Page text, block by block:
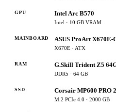
GPU Intel Arc B570
Intel · 10 GB VRAM
MAINBOARD ASUS ProArt
X670E · ATX
RAM G.Skill Trident Z5
DDR5 · 64 GB
SSD Corsair MP600 PRO
M.2 PCIe 4.0 · 2000 GB